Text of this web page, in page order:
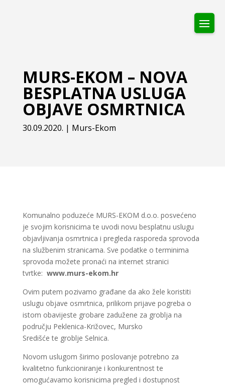
MURS-EKOM – NOVA
BESPLATNA USLUGA
OBJAVE OSMRTNICA
30.09.2020. | Murs-Ekom
Komunalno poduzeće MURS-EKOM d.o.o. posvećeno
je svojim korisnicima te uvodi novu besplatnu uslugu
objavljivanja osmrtnica i pregleda rasporeda sprovoda
na službenim stranicama. Sve podatke o terminima
sprovoda možete pronaći na internet stranici
tvrtke: www.murs-ekom.hr
Ovim putem pozivamo građane da ako žele koristiti
uslugu objave osmrtnica, prilikom prijave pogreba o
istom obavijeste grobare zadužene za groblja na
području Peklenica-Križovec, Mursko
Središće te groblje Selnica.
Novom uslugom širimo poslovanje potrebno za
kvalitetno funkcioniranje i konkurentnost te
omogućavamo korisnicima pregled i dostupnost